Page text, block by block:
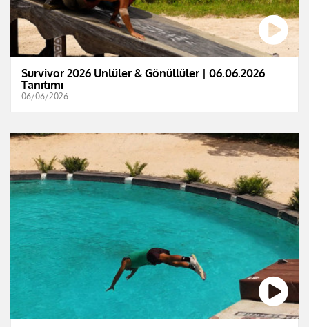
Survivor 2026 Ünlüler & Gönüllüler | 06.06.2026
Tanıtımı
06/06/2026